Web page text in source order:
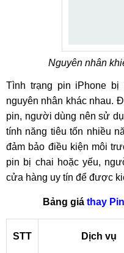
Nguyên nhân
Tình trạng pin iPhone
nguyên nhân khác nhau.
pin, người dùng nên sử
tính năng tiêu tốn nhiều
đảm bảo điều kiện môi
pin bị chai hoặc yếu,
cửa hàng uy tín để được
Bảng giá thay
STT Dịch vụ